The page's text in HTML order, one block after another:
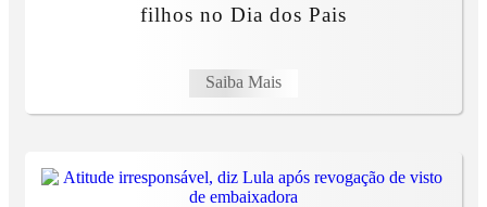
filhos no Dia dos Pais
Saiba Mais